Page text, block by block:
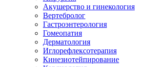
Акушерство и гинекология
Вертебролог
Гастроэнтерология
Гомеопатия
Дерматология
Иглорефлексотерапия
Кинезиотейпирование